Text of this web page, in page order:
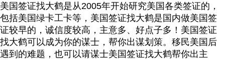
美国签证找大鹤是从2005年开始研究美国各类签证的，
包括美国绿卡工卡等，美国签证找大鹤是国内做美国签
证较早的，诚信度较高，主意多、好点子多！美国签证
找大鹤可以成为你的谋士，帮你出谋划策。移民美国后
遇到的难题，也可以请谋士美国签证找大鹤帮你出主